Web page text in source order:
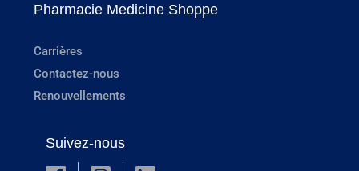
Pharmacie Medicine Shoppe
Carrières
Contactez-nous
Renouvellements
Suivez-nous